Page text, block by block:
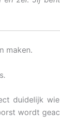
maken.
duidelijk
wordt